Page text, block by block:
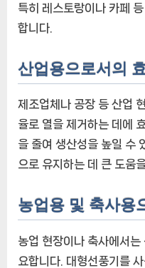
특히 레스토랑이나 카페
합니다.
산업용으로서의
제조업체나 공장 등 산업
율로 열을 제거하는 데에
을 줄여 생산성을 높일 수
으로 유지하는 데 큰 도움
농업용 및 축사용
농업 현장이나 축사에서
요합니다. 대형선풍기를